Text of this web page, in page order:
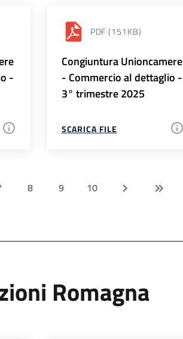
-
PDF (151KB)
Congiuntura Unioncamere
- Commercio al dettaglio -
3° trimestre 2025
SCARICA FILE
8 9 10
Romagna